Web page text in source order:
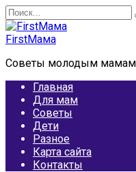
Перейти
к
содержанию
Search
for:
FirstМама
Советы молодым мамам
Главная
Для мам
Советы
Дети
Разное
Карта сайта
Контакты